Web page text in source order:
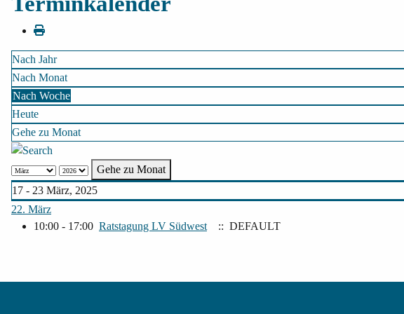
Nach Jahr
Nach Monat
Nach Woche
Heute
Gehe zu Monat
Gehe zu Monat
17 - 23 März, 2025
22. März
10:00 - 17:00 Ratstagung LV Südwest :: DEFAULT